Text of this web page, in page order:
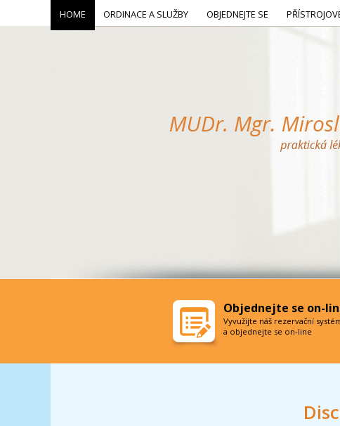
HOME ORDINACE A SLUŽBY OBJEDNEJTE SE
Objednejte se on-
Vyvužijte náš rezervační
a objednejte se on-line